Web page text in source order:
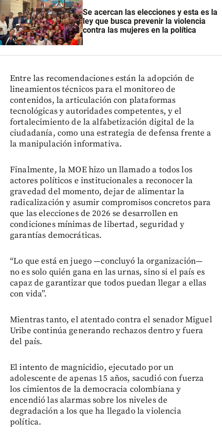
Se acercan las elecciones y esta es la
ley que busca prevenir la violencia
contra las mujeres en la política
Entre las recomendaciones están la adopción de
lineamientos técnicos para el monitoreo de
contenidos, la articulación con plataformas
tecnológicas y autoridades competentes, y el
fortalecimiento de la alfabetización digital de la
ciudadanía, como una estrategia de defensa frente a
la manipulación informativa.
Finalmente, la MOE hizo un llamado a todos los
actores políticos e institucionales a reconocer la
gravedad del momento, dejar de alimentar la
radicalización y asumir compromisos concretos para
que las elecciones de 2026 se desarrollen en
condiciones mínimas de libertad, seguridad y
garantías democráticas.
“Lo que está en juego —concluyó la organización—
no es solo quién gana en las urnas, sino si el país es
capaz de garantizar que todos puedan llegar a ellas
con vida”.
Mientras tanto, el atentado contra el senador Miguel
Uribe continúa generando rechazos dentro y fuera
del país.
El intento de magnicidio, ejecutado por un
adolescente de apenas 15 años, sacudió con fuerza
los cimientos de la democracia colombiana y
encendió las alarmas sobre los niveles de
degradación a los que ha llegado la violencia
política.